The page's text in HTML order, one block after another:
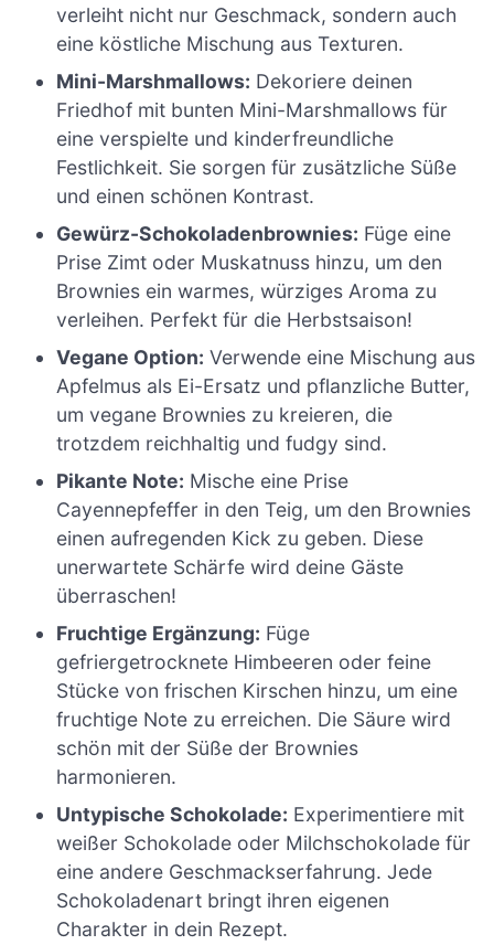
verleiht nicht nur Geschmack, sondern auch
eine köstliche Mischung aus Texturen.
Mini-Marshmallows: Dekoriere deinen
Friedhof mit bunten Mini-Marshmallows für
eine verspielte und kinderfreundliche
Festlichkeit. Sie sorgen für zusätzliche Süße
und einen schönen Kontrast.
Gewürz-Schokoladenbrownies: Füge eine
Prise Zimt oder Muskatnuss hinzu, um den
Brownies ein warmes, würziges Aroma zu
verleihen. Perfekt für die Herbstsaison!
Vegane Option: Verwende eine Mischung aus
Apfelmus als Ei-Ersatz und pflanzliche Butter,
um vegane Brownies zu kreieren, die
trotzdem reichhaltig und fudgy sind.
Pikante Note: Mische eine Prise
Cayennepfeffer in den Teig, um den Brownies
einen aufregenden Kick zu geben. Diese
unerwartete Schärfe wird deine Gäste
überraschen!
Fruchtige Ergänzung: Füge
gefriergetrocknete Himbeeren oder feine
Stücke von frischen Kirschen hinzu, um eine
fruchtige Note zu erreichen. Die Säure wird
schön mit der Süße der Brownies
harmonieren.
Untypische Schokolade: Experimentiere mit
weißer Schokolade oder Milchschokolade für
eine andere Geschmackserfahrung. Jede
Schokoladenart bringt ihren eigenen
Charakter in dein Rezept.